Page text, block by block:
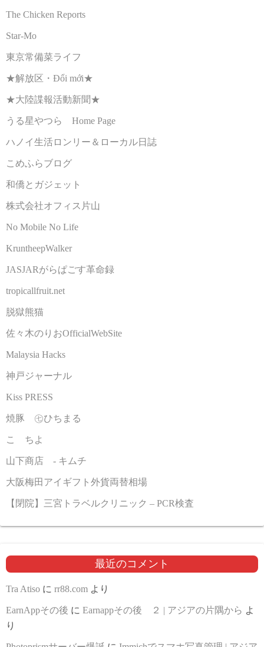
The Chicken Reports
Star-Mo
東京常備菜ライフ
★解放区・Đổi mới★
★大陸諜報活動新聞★
うる星やつら Home Page
ハノイ生活ロンリー＆ローカル日誌
こめふらブログ
和僑とガジェット
株式会社オフィス片山
No Mobile No Life
KruntheepWalker
JASJARがらぱごす革命録
tropicallfruit.net
脱獄熊猫
佐々木のりおOfficialWebSite
Malaysia Hacks
神戸ジャーナル
Kiss PRESS
焼豚 ㊆ひちまる
こゝちよ
山下商店 - キムチ
大阪梅田アイギフト外貨両替相場
【閉院】三宮トラベルクリニック – PCR検査
最近のコメント
Tra Atiso に rr88.com より
EarnAppその後 に Earnappその後 ２ | アジアの片隅から よ
り